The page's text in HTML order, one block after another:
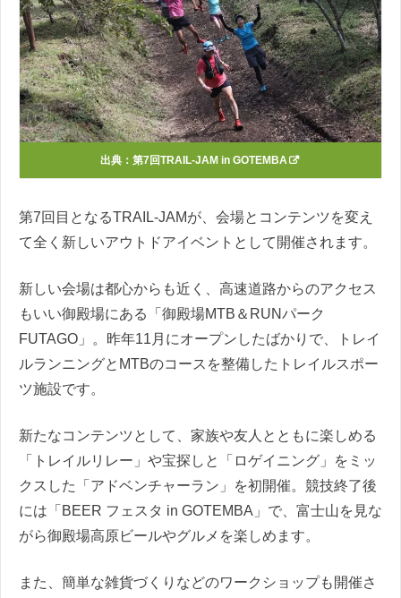
出典： 第7回TRAIL-JAM in GOTEMBA
第7回目となるTRAIL-JAMが、会場とコンテンツを変え
て全く新しいアウトドアイベントとして開催されます。
新しい会場は都心からも近く、高速道路からのアクセス
もいい御殿場にある「御殿場MTB＆RUNパーク
FUTAGO」。昨年11月にオープンしたばかりで、トレイ
ルランニングとMTBのコースを整備したトレイルスポー
ツ施設です。
新たなコンテンツとして、家族や友人とともに楽しめる
「トレイルリレー」や宝探しと「ロゲイニング」をミッ
クスした「アドベンチャーラン」を初開催。競技終了後
には「BEER フェスタ in GOTEMBA」で、富士山を見な
がら御殿場高原ビールやグルメを楽しめます。
また、簡単な雑貨づくりなどのワークショップも開催さ